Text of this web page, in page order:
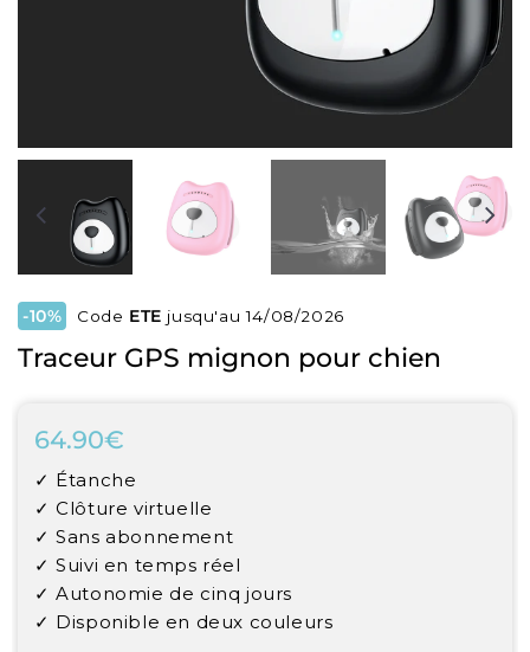
-10% Code ETE jusqu'au 14/08/2026
Traceur GPS mignon pour chien
64.90€
Unit
price
✓ Étanche
✓ Clôture virtuelle
✓ Sans abonnement
✓ Suivi en temps réel
✓ Autonomie de cinq jours
✓ Disponible en deux couleurs